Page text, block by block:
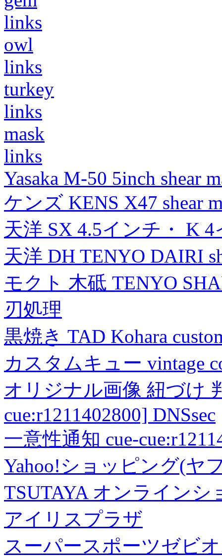
links
owl
links
turkey
links
mask
links
Yasaka M-50 5inch shear
ケンズ KENS X47 shear
天洋 SX 4.5インチ・ K
天洋 DH TENYO DAIRI
モクト 木砥 TENYO
刃処理
黒焼き TAD Kohara
カスタムキュー vintage
オリジナル画像 紐づけ
cue:r1211402800] DNSsec
一意性通知 cue-
Yahoo!ショッピング(ヤ
TSUTAYA オンラインシ
アイリスプラザ
スーパースポーツゼビ